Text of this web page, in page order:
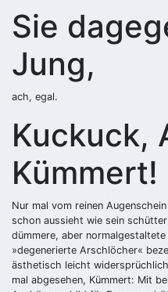
Sie
Jung,
ach, egal.
Kuckuck,
Kümmert!
Nur mal vom reinen
schon aussieht wie sein
dümmere, aber
»degenerierte Arschlöcher«
ästhetisch leicht
mal abgesehen, Kümmert: Mit